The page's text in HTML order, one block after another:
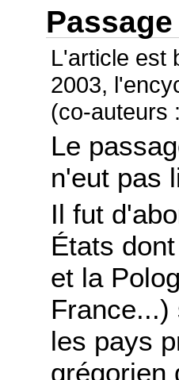
L'article est
2003,
(co-auteurs
Le
n'eut pas
Il fut
États
et la
France...)
les pays
grégorien